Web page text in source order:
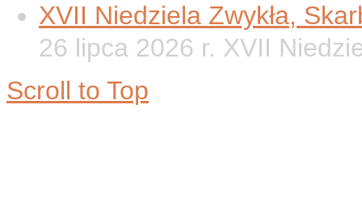
XVII Niedziela Zwykła,
26 lipca 2026 r. XVII
Scroll to Top